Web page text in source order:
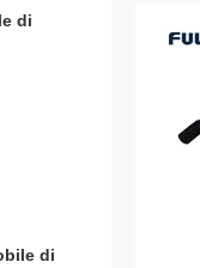
di
di